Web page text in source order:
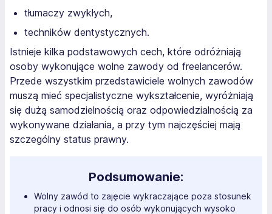
tłumaczy zwykłych,
techników dentystycznych.
Istnieje kilka podstawowych cech, które odróżniają
osoby wykonujące wolne zawody od freelancerów.
Przede wszystkim przedstawiciele wolnych zawodów
muszą mieć specjalistyczne wykształcenie, wyróżniają
się dużą samodzielnością oraz odpowiedzialnością za
wykonywane działania, a przy tym najczęściej mają
szczególny status prawny.
Podsumowanie:
Wolny zawód to zajęcie wykraczające poza stosunek
pracy i odnosi się do osób wykonujących wysoko